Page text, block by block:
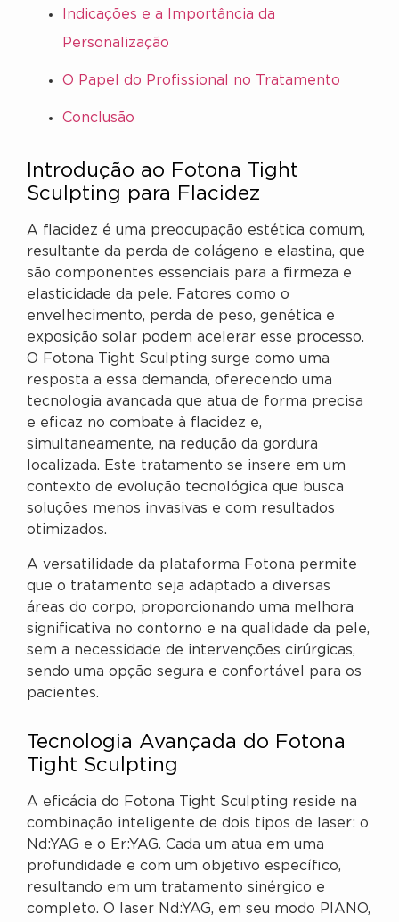
Indicações e a Importância da
Personalização
O Papel do Profissional no Tratamento
Conclusão
Introdução ao Fotona Tight
Sculpting para Flacidez
A flacidez é uma preocupação estética comum,
resultante da perda de colágeno e elastina, que
são componentes essenciais para a firmeza e
elasticidade da pele. Fatores como o
envelhecimento, perda de peso, genética e
exposição solar podem acelerar esse processo.
O Fotona Tight Sculpting surge como uma
resposta a essa demanda, oferecendo uma
tecnologia avançada que atua de forma precisa
e eficaz no combate à flacidez e,
simultaneamente, na redução da gordura
localizada. Este tratamento se insere em um
contexto de evolução tecnológica que busca
soluções menos invasivas e com resultados
otimizados.
A versatilidade da plataforma Fotona permite
que o tratamento seja adaptado a diversas
áreas do corpo, proporcionando uma melhora
significativa no contorno e na qualidade da pele,
sem a necessidade de intervenções cirúrgicas,
sendo uma opção segura e confortável para os
pacientes.
Tecnologia Avançada do Fotona
Tight Sculpting
A eficácia do Fotona Tight Sculpting reside na
combinação inteligente de dois tipos de laser: o
Nd:YAG e o Er:YAG. Cada um atua em uma
profundidade e com um objetivo específico,
resultando em um tratamento sinérgico e
completo. O laser Nd:YAG, em seu modo PIANO,